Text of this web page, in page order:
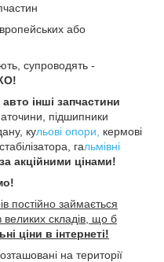
або
супроводять -
інші запчастини
, підшипники
кульові опори, кермові
гальмівні
за акційними цінами!
займається
великих складів, що б
ціни в інтернеті!
на території